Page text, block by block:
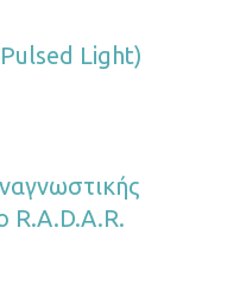
Light)
R.A.D.A.R.